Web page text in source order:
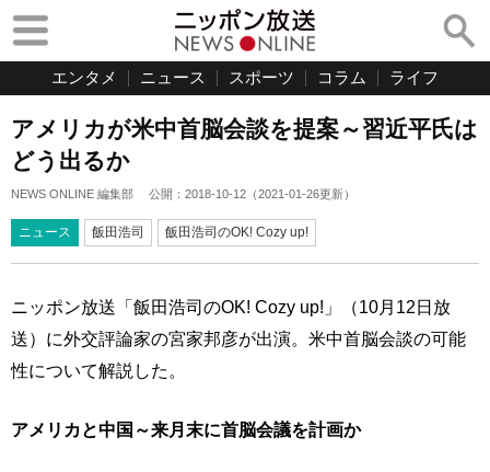
エンタメ ニュース スポーツ コラム ライフ
アメリカが米中首脳会談を提案～習近平氏は
どう出るか
NEWS ONLINE 編集部 公開： 2018-10-12 （2021-01-26更新）
ニュース 飯田浩司 飯田浩司のOK! Cozy up!
ニッポン放送「飯田浩司のOK! Cozy up!」（10月12日放
送）に外交評論家の宮家邦彦が出演。米中首脳会談の可能
性について解説した。
アメリカと中国～来月末に首脳会議を計画か